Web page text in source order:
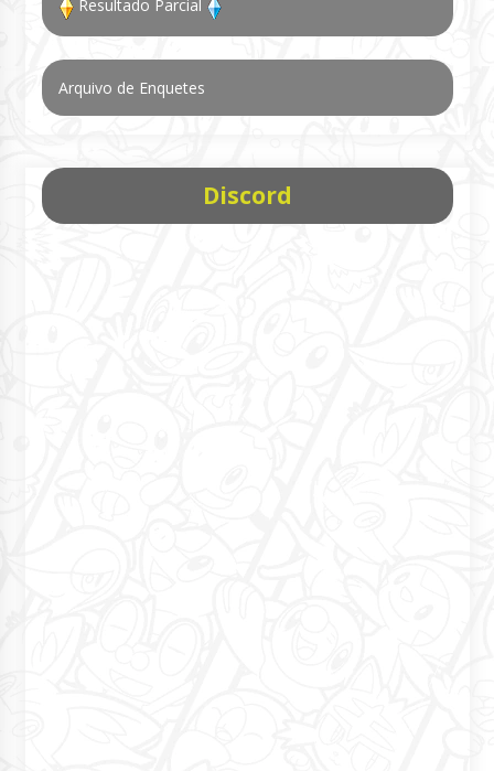
Resultado Parcial
Arquivo de Enquetes
Discord